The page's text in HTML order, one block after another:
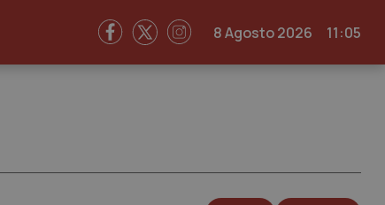
8 Agosto 2026 11:05